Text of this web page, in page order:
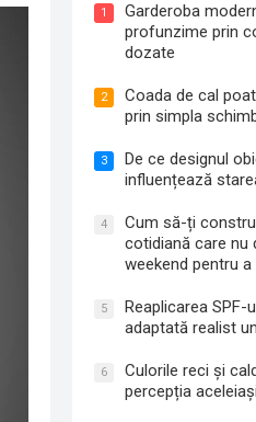
1
Garderoba
profunzime prin
dozate
2
Coada de cal
prin simpla
3
De ce designul
influențează
4
Cum să-ți
cotidiană care nu
weekend pentru
5
Reaplicarea SPF-
adaptată realist
6
Culorile reci și
percepția